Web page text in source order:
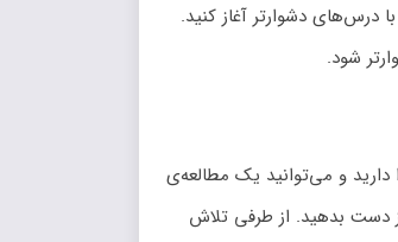
درس‌های دشوارتر آغاز کنید.
شود.
و می‌توانید یک مطالعه‌ی
دست بدهید. از طرفی تلاش